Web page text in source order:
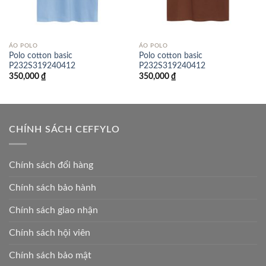
ÁO POLO
Polo cotton basic
P232S319240412
350,000 ₫
ÁO POLO
Polo cotton basic
P232S319240412
350,000 ₫
CHÍNH SÁCH CEFFYLO
Chính sách đổi hàng
Chính sách bảo hành
Chính sách giao nhận
Chính sách hội viên
Chính sách bảo mật